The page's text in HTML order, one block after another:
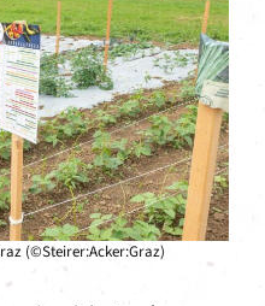
(©Steirer:Acker:Graz)